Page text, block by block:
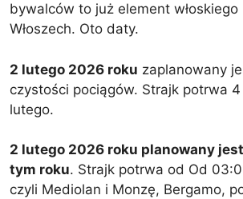
bywalców to już element
Włoszech. Oto daty.
2 lutego 2026 roku zaplanowany
czystości pociągów. Strajk potrwa
lutego.
2 lutego 2026 roku planowany
tym roku. Strajk potrwa od Od
czyli Mediolan i Monzę, Bergamo,